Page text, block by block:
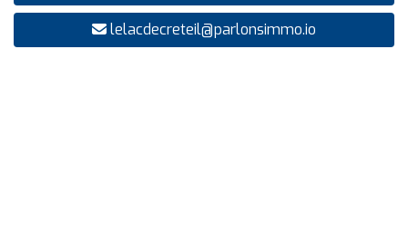
lelacdecreteil@parlonsimmo.io